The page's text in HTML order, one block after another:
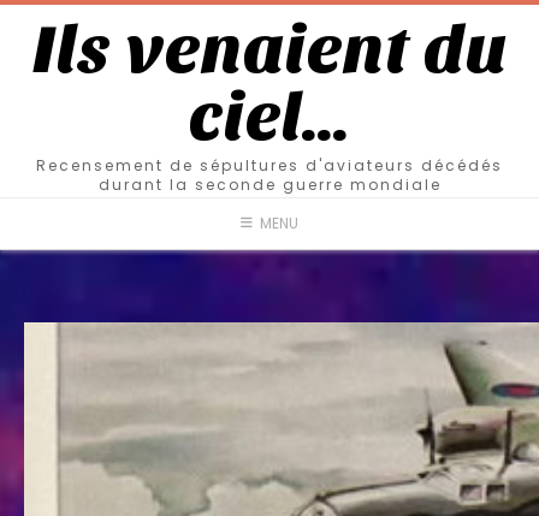
Ils venaient du
ciel…
Recensement de sépultures d'aviateurs décédés
durant la seconde guerre mondiale
MENU